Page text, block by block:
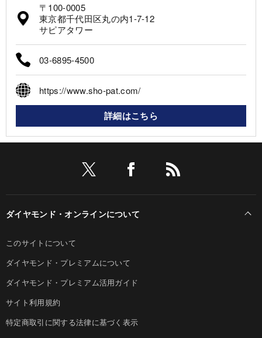
〒100-0005
東京都千代田区丸の内1-7-12
サピアタワー
03-6895-4500
https://www.sho-pat.com/
詳細はこちら
ダイヤモンド・オンラインについて
このサイトについて
ダイヤモンド・プレミアムについて
ダイヤモンド・プレミアム活用ガイド
サイト利用規約
特定商取引に関する法律に基づく表示